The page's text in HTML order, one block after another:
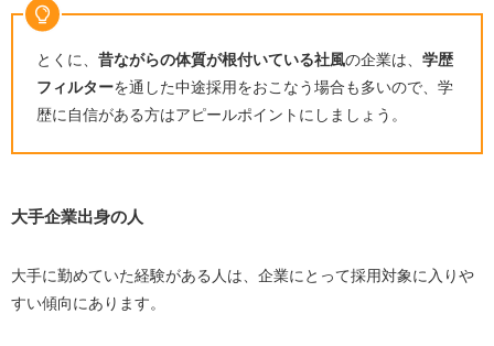
とくに、 昔ながらの体質が根付いている社風の企業は、 学歴
フィルターを通した中途採用をおこなう場合も多いので、学
歴に自信がある方はアピールポイントにしましょう。
大手企業出身の人
大手に勤めていた経験がある人は、企業にとって採用対象に入りや
すい傾向にあります。